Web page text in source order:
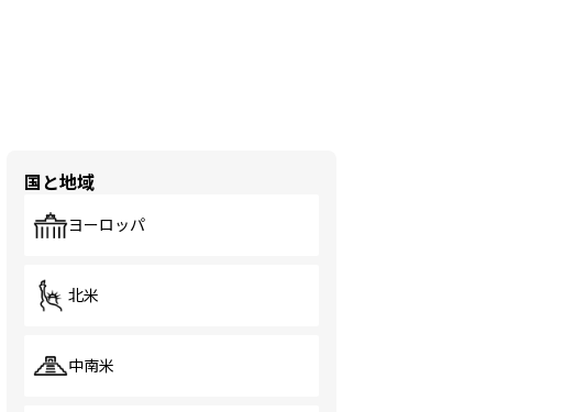
国と地域
ヨーロッパ
北米
中南米